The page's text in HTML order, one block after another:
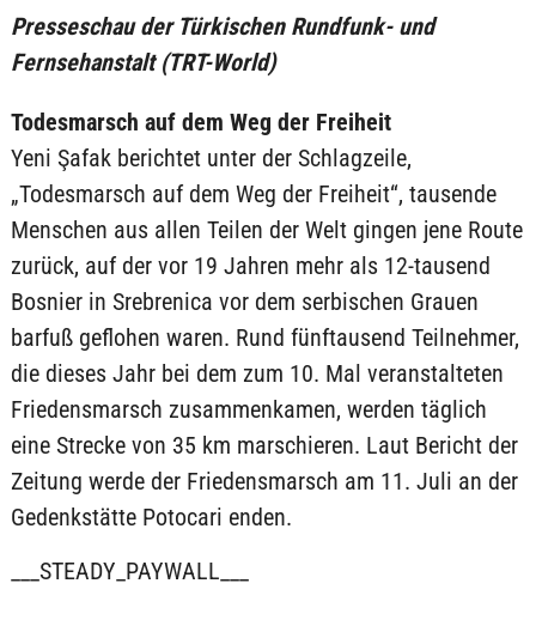
Presseschau der Türkischen Rundfunk- und
Fernsehanstalt (TRT-World)
Todesmarsch auf dem Weg der Freiheit
Yeni Şafak berichtet unter der Schlagzeile,
„Todesmarsch auf dem Weg der Freiheit“, tausende
Menschen aus allen Teilen der Welt gingen jene Route
zurück, auf der vor 19 Jahren mehr als 12-tausend
Bosnier in Srebrenica vor dem serbischen Grauen
barfuß geflohen waren. Rund fünftausend Teilnehmer,
die dieses Jahr bei dem zum 10. Mal veranstalteten
Friedensmarsch zusammenkamen, werden täglich
eine Strecke von 35 km marschieren. Laut Bericht der
Zeitung werde der Friedensmarsch am 11. Juli an der
Gedenkstätte Potocari enden.
___STEADY_PAYWALL___